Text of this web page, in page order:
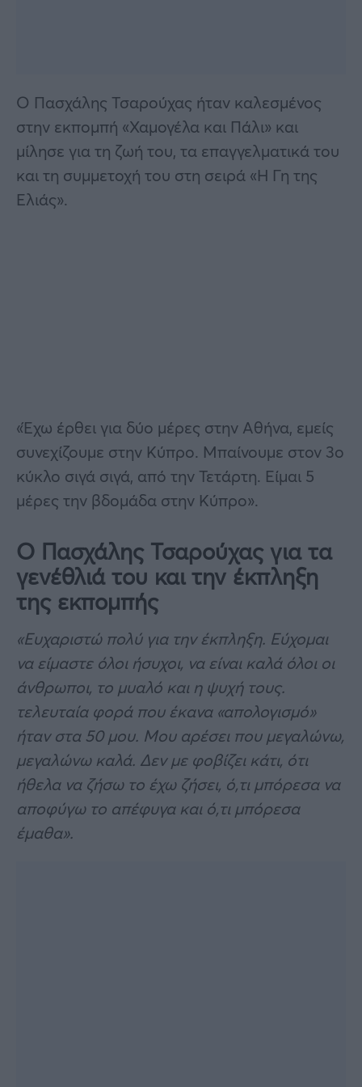
Ο Πασχάλης Τσαρούχας ήταν καλεσμένος
στην εκπομπή «Χαμογέλα και Πάλι» και
μίλησε για τη ζωή του, τα επαγγελματικά του
και τη συμμετοχή του στη σειρά «Η Γη της
Ελιάς».
«Έχω έρθει για δύο μέρες στην Αθήνα, εμείς
συνεχίζουμε στην Κύπρο. Μπαίνουμε στον 3ο
κύκλο σιγά σιγά, από την Τετάρτη. Είμαι 5
μέρες την βδομάδα στην Κύπρο».
Ο Πασχάλης Τσαρούχας για τα
γενέθλιά του και την έκπληξη
της εκπομπής
«Ευχαριστώ πολύ για την έκπληξη. Εύχομαι
να είμαστε όλοι ήσυχοι, να είναι καλά όλοι οι
άνθρωποι, το μυαλό και η ψυχή τους.
τελευταία φορά που έκανα «απολογισμό»
ήταν στα 50 μου. Μου αρέσει που μεγαλώνω,
μεγαλώνω καλά. Δεν με φοβίζει κάτι, ότι
ήθελα να ζήσω το έχω ζήσει, ό,τι μπόρεσα να
αποφύγω το απέφυγα και ό,τι μπόρεσα
έμαθα».